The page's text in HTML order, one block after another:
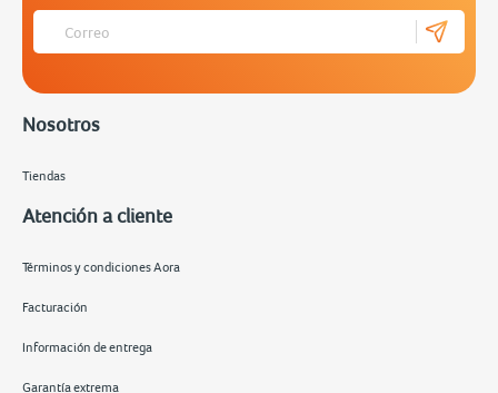
Nosotros
Tiendas
Atención a cliente
Términos y condiciones Aora
Facturación
Información de entrega
Garantía extrema